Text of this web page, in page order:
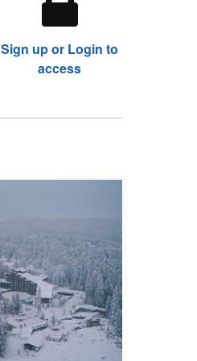
Sign up or Login to
access